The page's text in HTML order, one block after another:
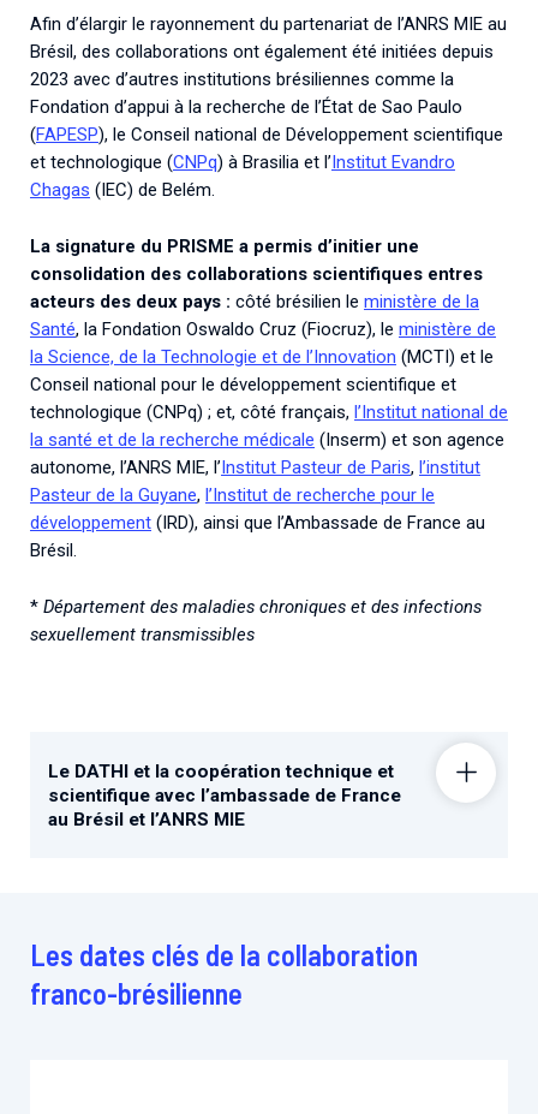
Afin d’élargir le rayonnement du partenariat de l’ANRS MIE au
Brésil, des collaborations ont également été initiées depuis
2023 avec d’autres institutions brésiliennes comme la
Fondation d’appui à la recherche de l’État de Sao Paulo
(FAPESP), le Conseil national de Développement scientifique
et technologique (CNPq) à Brasilia et l’ Institut Evandro
Chagas (IEC) de Belém.
La signature du PRISME a permis d’initier une
consolidation des collaborations scientifiques entres
acteurs des deux pays : côté brésilien le ministère de la
Santé, la Fondation Oswaldo Cruz (Fiocruz), le ministère de
la Science, de la Technologie et de l’Innovation (MCTI) et le
Conseil national pour le développement scientifique et
technologique (CNPq) ; et, côté français, l’Institut national de
la santé et de la recherche médicale (Inserm) et son agence
autonome, l’ANRS MIE, l’Institut Pasteur de Paris, l’institut
Pasteur de la Guyane, l’Institut de recherche pour le
développement (IRD), ainsi que l’Ambassade de France au
Brésil.
* Département des maladies chroniques et des infections
sexuellement transmissibles
Le DATHI et la coopération technique et
scientifique avec l’ambassade de France
au Brésil et l’ANRS MIE
Les dates clés de la collaboration
franco-brésilienne